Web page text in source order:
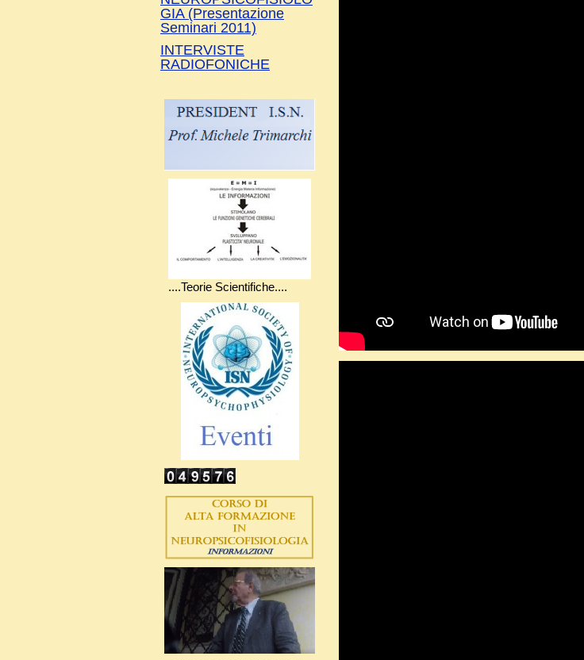
GIA (Presentazione
Seminari 2011)
INTERVISTE
RADIOFONICHE
....Teorie Scientifiche....